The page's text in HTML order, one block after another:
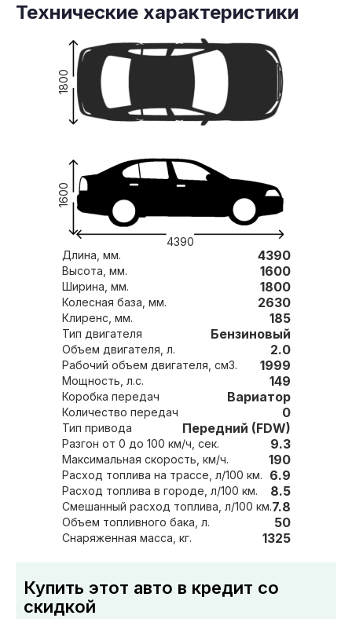
Технические характеристики
4390
1600
1800
Длина, мм. 4390
Высота, мм. 1600
Ширина, мм. 1800
Колесная база, мм. 2630
Клиренс, мм. 185
Тип двигателя Бензиновый
Объем двигателя, л. 2.0
Рабочий объем двигателя, см3. 1999
Мощность, л.с. 149
Коробка передач Вариатор
Количество передач 0
Тип привода Передний (FDW)
Разгон от 0 до 100 км/ч, сек. 9.3
Максимальная скорость, км/ч. 190
Расход топлива на трассе, л/100 км. 6.9
Расход топлива в городе, л/100 км. 8.5
Смешанный расход топлива, л/100 км.7.8
Объем топливного бака, л. 50
Снаряженная масса, кг. 1325
Купить этот авто в кредит со
скидкой